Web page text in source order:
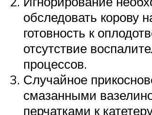
обследовать корову
готовность к
отсутствие
процессов.
Случайное
смазанными
перчатками к